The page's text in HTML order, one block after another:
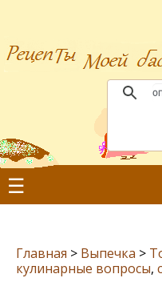
☰
Главная > Выпечка >
кулинарные вопросы,